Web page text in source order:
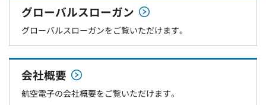
グローバルスローガン
グローバルスローガンをご覧いただけます。
会社概要
航空電子の会社概要をご覧いただけます。